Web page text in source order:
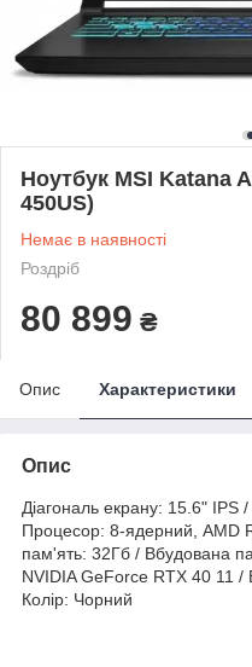
Ноутбук MSI Katana
450US)
Немає в наявності
Роздріб
80 899 ₴
Опис Характеристики
Опис
Діагональ екрану: 15.6" IPS
Процесор: 8-ядерний, AMD
пам'ять: 32Гб / Вбудована
NVIDIA GeForce RTX 40 11 /
Колір: Чорний